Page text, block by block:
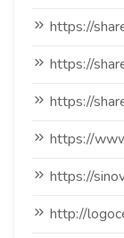
https://
https://
https://
https://
https://
http://